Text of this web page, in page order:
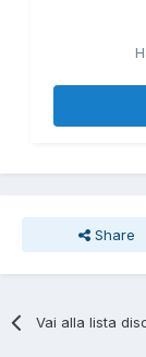
Share
Vai alla lista